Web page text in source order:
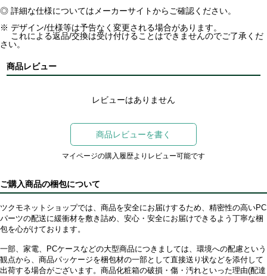
◎ 詳細な仕様についてはメーカーサイトからご確認ください。
※ デザイン/仕様等は予告なく変更される場合があります。
これによる返品/交換は受け付けることはできませんのでご了承くだ
さい。
商品レビュー
レビューはありません
商品レビューを書く
マイページの購入履歴よりレビュー可能です
ご購入商品の梱包について
ツクモネットショップでは、商品を安全にお届けするため、精密性の高いPC
パーツの配送に緩衝材を敷き詰め、安心・安全にお届けできるよう丁寧な梱
包を心がけております。
一部、家電、PCケースなどの大型商品につきましては、環境への配慮という
観点から、商品パッケージを梱包材の一部として直接送り状などを添付して
出荷する場合がございます。商品化粧箱の破損・傷・汚れといった理由(配達